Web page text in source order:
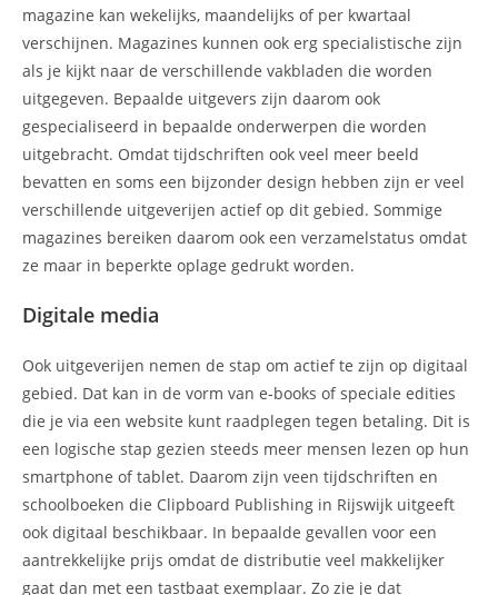
magazine kan wekelijks, maandelijks of per kwartaal
verschijnen. Magazines kunnen ook erg specialistische zijn
als je kijkt naar de verschillende vakbladen die worden
uitgegeven. Bepaalde uitgevers zijn daarom ook
gespecialiseerd in bepaalde onderwerpen die worden
uitgebracht. Omdat tijdschriften ook veel meer beeld
bevatten en soms een bijzonder design hebben zijn er veel
verschillende uitgeverijen actief op dit gebied. Sommige
magazines bereiken daarom ook een verzamelstatus omdat
ze maar in beperkte oplage gedrukt worden.
Digitale media
Ook uitgeverijen nemen de stap om actief te zijn op digitaal
gebied. Dat kan in de vorm van e-books of speciale edities
die je via een website kunt raadplegen tegen betaling. Dit is
een logische stap gezien steeds meer mensen lezen op hun
smartphone of tablet. Daarom zijn veen tijdschriften en
schoolboeken die Clipboard Publishing in Rijswijk uitgeeft
ook digitaal beschikbaar. In bepaalde gevallen voor een
aantrekkelijke prijs omdat de distributie veel makkelijker
gaat dan met een tastbaat exemplaar. Zo zie je dat